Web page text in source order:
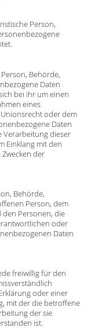
Person,
Behörde,
Daten
bei ihr um einen
eines
oder dem
Daten
Verarbeitung dieser
Einklang mit den
der
Behörde,
Person, dem
Personen, die
oder
Daten
freiwillig für den
oder einer
mit der die betroffene
der sie
ist.